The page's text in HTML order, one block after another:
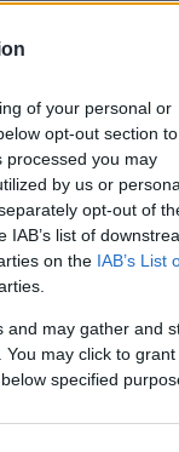
of your personal or
opt-out section to
processed you may
by us or
opt-out of
list of
on the IAB’s List
and may gather and
may click to
specified